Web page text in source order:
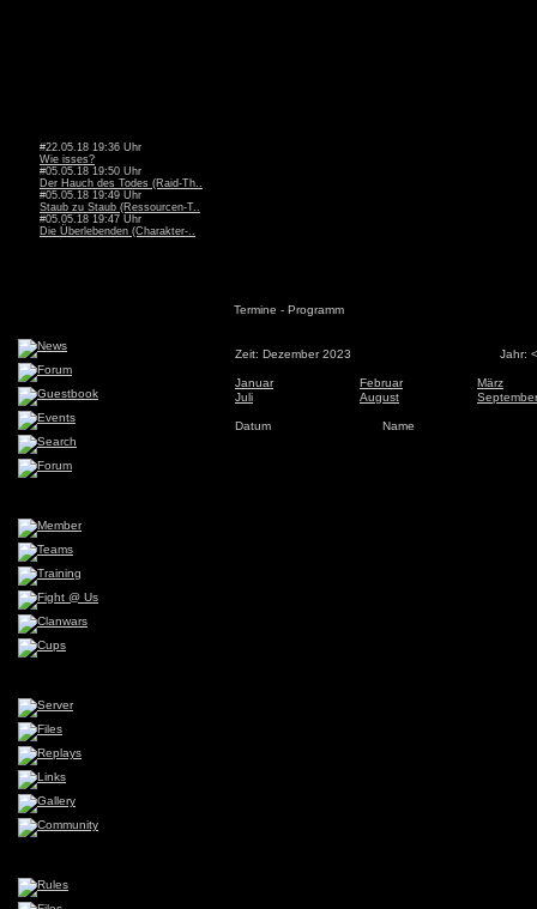
#22.05.18 19:36 Uhr
Wie isses?
#05.05.18 19:50 Uhr
Der Hauch des Todes (Raid-Th..
#05.05.18 19:49 Uhr
Staub zu Staub (Ressourcen-T..
#05.05.18 19:47 Uhr
Die Überlebenden (Charakter-..
Termine - Programm
Zeit: Dezember 2023 Jahr:
Januar Februar
März
Juli
August September
Datum Name